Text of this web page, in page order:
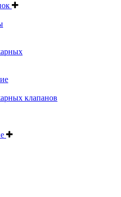
клапанов